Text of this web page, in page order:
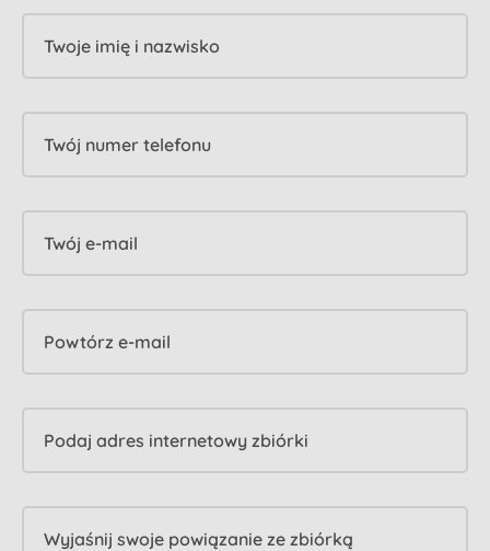
Twoje imię i nazwisko
Twój numer telefonu
Twój e-mail
Powtórz e-mail
Podaj adres internetowy zbiórki
Wyjaśnij swoje powiązanie ze zbiórką